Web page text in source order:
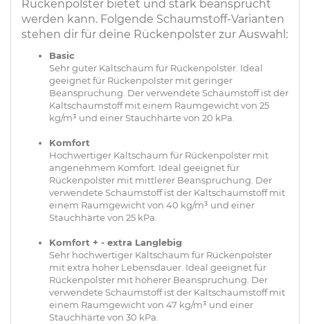
Rückenpolster bietet und stark beansprucht
werden kann. Folgende Schaumstoff-Varianten
stehen dir für deine Rückenpolster zur Auswahl:
Basic
Sehr guter Kaltschaum für Rückenpolster. Ideal
geeignet für Rückenpolster mit geringer
Beanspruchung. Der verwendete Schaumstoff ist der
Kaltschaumstoff mit einem Raumgewicht von 25
kg/m³ und einer Stauchhärte von 20 kPa.
Komfort
Hochwertiger Kaltschaum für Rückenpolster mit
angenehmem Komfort. Ideal geeignet für
Rückenpolster mit mittlerer Beanspruchung. Der
verwendete Schaumstoff ist der Kaltschaumstoff mit
einem Raumgewicht von 40 kg/m³ und einer
Stauchhärte von 25 kPa.
Komfort + - extra Langlebig
Sehr hochwertiger Kaltschaum für Rückenpolster
mit extra hoher Lebensdauer. Ideal geeignet für
Rückenpolster mit höherer Beanspruchung. Der
verwendete Schaumstoff ist der Kaltschaumstoff mit
einem Raumgewicht von 47 kg/m³ und einer
Stauchhärte von 30 kPa.